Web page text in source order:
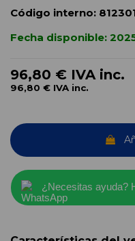
Código interno:
Fecha disponible:
96,80 € IVA inc.
96,80 € IVA inc.
¿Necesitas ayuda?